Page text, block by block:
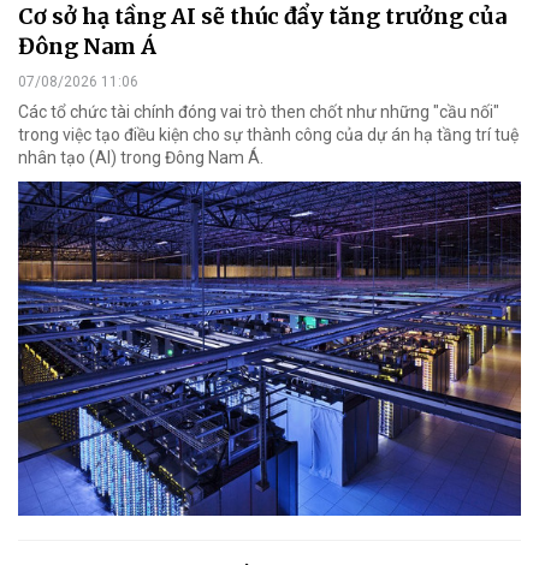
Cơ sở hạ tầng AI sẽ thúc đẩy tăng trưởng của
Đông Nam Á
07/08/2026 11:06
Các tổ chức tài chính đóng vai trò then chốt như những "cầu nối"
trong việc tạo điều kiện cho sự thành công của dự án hạ tầng trí tuệ
nhân tạo (AI) trong Đông Nam Á.